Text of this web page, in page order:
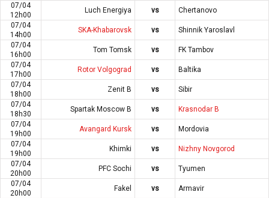
07/04
12h00
Luch Energiya vs
Chertanovo
07/04
14h00
SKA-Khabarovsk vs
Shinnik Yaroslavl
07/04
16h00
Tom Tomsk vs
FK Tambov
07/04
17h00
Rotor Volgograd vs
Baltika
07/04
18h00
Zenit B vs
Sibir
07/04
18h30
Spartak Moscow B vs
Krasnodar B
07/04
19h00
Avangard Kursk vs
Mordovia
07/04
19h00
Khimki vs
Nizhny Novgorod
07/04
20h00
PFC Sochi vs
Tyumen
07/04
20h00
Fakel vs Armavir